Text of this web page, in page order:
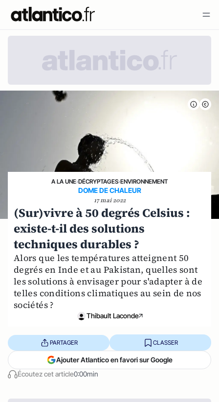
A LA UNE›DÉCRYPTAGES›ENVIRONNEMENT
DOME DE CHALEUR
17 mai 2022
(Sur)vivre à 50 degrés Celsius :
existe-t-il des solutions
techniques durables ?
Alors que les températures atteignent 50
degrés en Inde et au Pakistan, quelles sont
les solutions à envisager pour s'adapter à de
telles conditions climatiques au sein de nos
sociétés ?
Thibault Laconde
Écoutez cet article0:00min
PARTAGER CLASSER
Ajouter Atlantico en favori sur Google